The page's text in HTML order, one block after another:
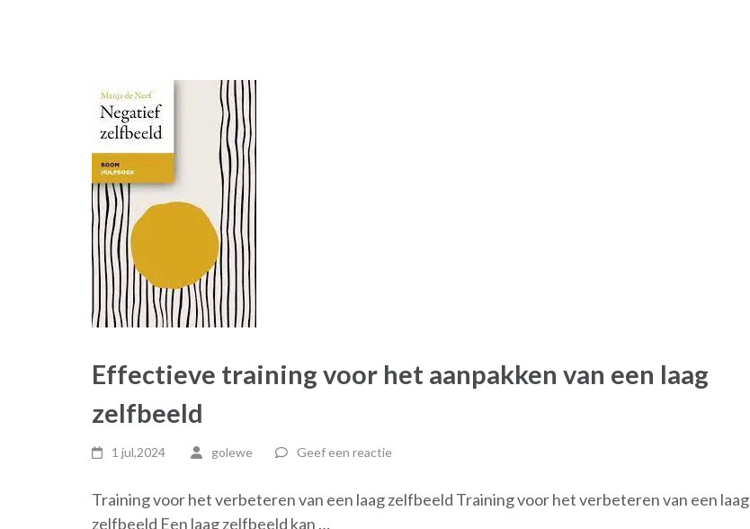
Effectieve training voor het aanpakken van een laag
zelfbeeld
1 jul,2024 golewe Geef een reactie
Training voor het verbeteren van een laag zelfbeeld Training voor het verbeteren van een laag
zelfbeeld Een laag zelfbeeld kan …